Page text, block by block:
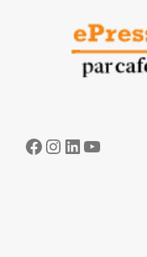
Facebook
Instagram
LinkedIn
YouTube